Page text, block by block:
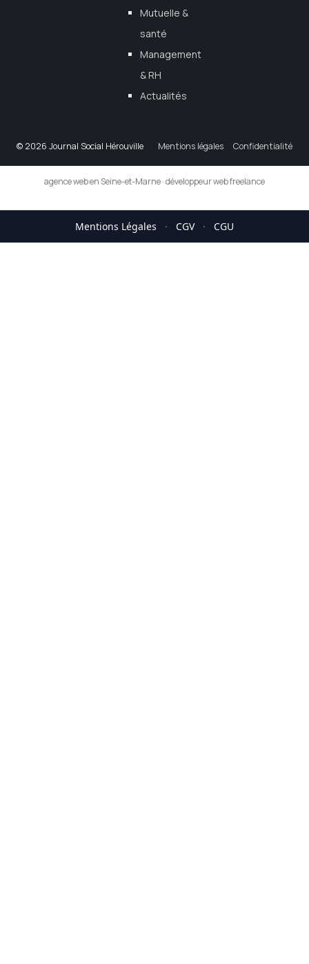
Mutuelle &
santé
Management
& RH
Actualités
© 2026 Journal Social Hérouville Mentions légales Confidentialité
agence web en Seine-et-Marne·développeur web freelance
Mentions Légales · CGV · CGU